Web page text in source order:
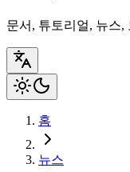
문서, 튜토리얼, 뉴스,
홈
뉴스